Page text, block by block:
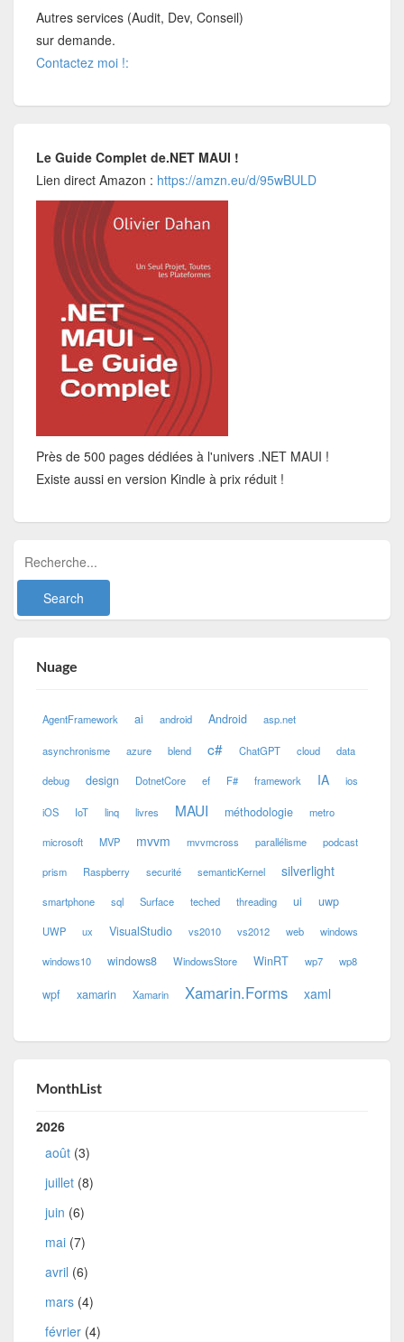
Autres services (Audit, Dev, Conseil)
sur demande.
Contactez moi !:
Le Guide Complet de.NET MAUI !
Lien direct Amazon : https://amzn.eu/d/95wBULD
Près de 500 pages dédiées à l'univers .NET MAUI !
Existe aussi en version Kindle à prix réduit !
Nuage
AgentFramework ai android Android asp.net
asynchronisme azure blend c# ChatGPT cloud data
debug design DotnetCore ef F# framework IA ios
iOS IoT linq livres MAUI méthodologie metro
microsoft MVP mvvm mvvmcross parallélisme podcast
prism Raspberry securité semanticKernel silverlight
smartphone sql Surface teched threading ui uwp
UWP ux VisualStudio vs2010 vs2012 web windows
windows10 windows8 WindowsStore WinRT wp7 wp8
wpf xamarin Xamarin Xamarin.Forms xaml
MonthList
2026
août (3)
juillet (8)
juin (6)
mai (7)
avril (6)
mars (4)
février (4)